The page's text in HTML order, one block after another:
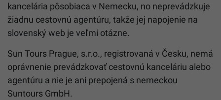
kancelária pôsobiaca v Nemecku, no neprevádzkuje
žiadnu cestovnú agentúru, takže jej napojenie na
slovenský web je veľmi otázne.
Sun Tours Prague, s.r.o., registrovaná v Česku, nemá
oprávnenie prevádzkovať cestovnú kanceláriu alebo
agentúru a nie je ani prepojená s nemeckou
Suntours GmbH.